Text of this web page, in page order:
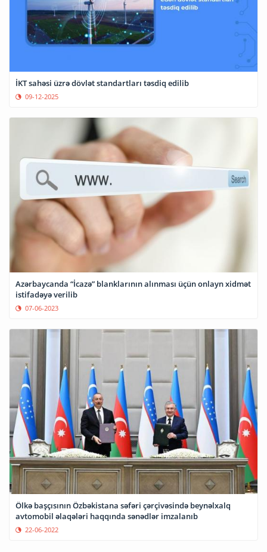
İKT sahəsi üzrə dövlət standartları təsdiq edilib
09-12-2025
Azərbaycanda “İcazə” blanklarının alınması üçün onlayn xidmət
istifadəyə verilib
07-06-2023
Ölkə başçısının Özbəkistana səfəri çərçivəsində beynəlxalq
avtomobil əlaqələri haqqında sənədlər imzalanıb
22-06-2022